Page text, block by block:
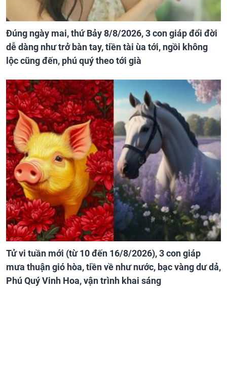
Đúng ngày mai, thứ Bảy 8/8/2026, 3 con giáp đổi đời
dễ dàng như trở bàn tay, tiền tài ùa tới, ngồi không
lộc cũng đến, phú quý theo tới già
Tử vi tuần mới (từ 10 đến 16/8/2026), 3 con giáp
mưa thuận gió hòa, tiền về như nước, bạc vàng dư dả,
Phú Quý Vinh Hoa, vận trình khai sáng